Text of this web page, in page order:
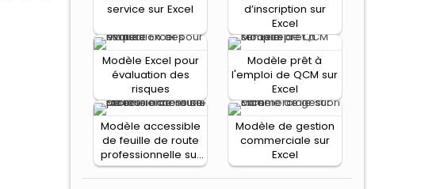
service sur Excel
d’inscription sur
Excel
Modèle Excel pour
évaluation des
risques
Modèle prêt à
l'emploi de QCM sur
Excel
Modèle accessible
de feuille de route
professionnelle sur
Excel
Modèle de gestion
commerciale sur
Excel